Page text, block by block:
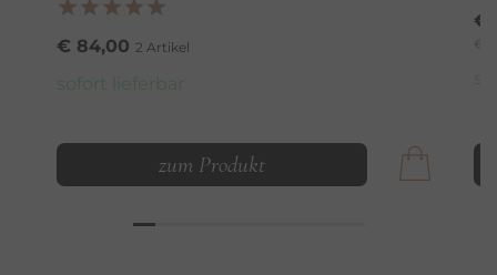
€ 84,00 2 Artikel
sofort lieferbar
zum Produkt
€
€